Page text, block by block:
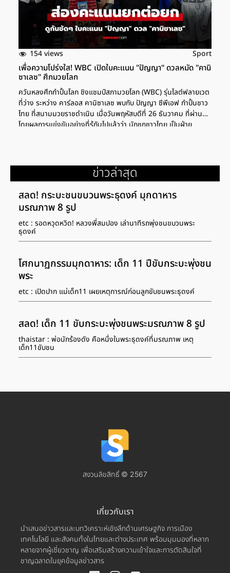
154 views Sport
เพื่อความโปร่งใส! WBC เปิดใบคะแนน "ปัญญา" ดวลหมัด "คานิ
ซาเลซ" ศึกมวยโลก
ควันหลงศึกกำปั้นโลก ชิงแชมป์สภามวยโลก (WBC) รุ่นไลต์ฟลายเวต
ที่ว่าง ระหว่าง คาร์ลอส คานิซาเลซ พบกับ ปัญญา ซีพีเอฟ กำปั้นชาว
ไทย ที่สนามมวยราชดำเนิน เมื่อวันพฤหัสบดีที่ 26 ธันวาคม ที่ผ่านมา
โดยผลการแข่งขันอย่างที่รู้กันไปแล้วว่า นักชกชาวไทย เป็นฝ่าย
กรรมการทั้งสามท่าน ฝ่ายจัดการแข่งขันได้เผยใบคะแนนอย่างเป็น
ทางการของคู่นี้ออกมาให้แฟนๆ กำปั้นได้เห็นกัน สำหรับชัยชนะไฟต์
นี้ทำให้ ปัญญา ซีพีเอฟ กำปั้นชาวไทย คว้าแชมป์โลกรุ่นที่สอง หลัง
ก่อนหน้านี้เคยเป็นแชมป์สภามวยโลก รุ่น 105 ปอนด์ มาแล้ว อ่านเพิ่ม
เติม ประท้วงหลังไฟต์! "ทีมงานคานิซาเลซ" ไม่พอใจผลตัดสิน
"ปัญญา" ซิวแชมป์ WBC ชนะไม่เอกฉันท์! "ปัญญา" ยืนแลกหมัด
"คานิซาเลซ" คว้าแชมป์โลก WBC […]
ข่าวล่าสุด
สลด! กระบะชนขบวนพระธุดงค์ มุกดาหาร
มรณภาพ 8 รูป
etc : รอดหวุดหวิด! หลวงพี่สมปอง เล่านาทีรถพุ่งชนขบวนพระ
ธุดงค์
โศกนาฏกรรมมุกดาหาร: เด็ก 11 ปีขับกระบะพุ่งชน
พระ
etc : เปิดปาก แม่เด็ก11 เผยเหตุการณ์ก่อนลูกขับชนพระธุดงค์
สลด! เด็ก 11 ขับกระบะพุ่งชนพระมรณภาพ 8 รูป
thaistar : พ่อนักร้องดัง คือหนึ่งในพระธุดงค์ที่มรณภาพ เหตุ
เด็ก11ขับชน
สงวนลิขสิทธิ์ © 2567
เกี่ยวกับเรา
นำเสนอข่าวสารและบทวิเคราะห์เชิงลึกด้านเศรษฐกิจ การเมือง
เทคโนโลยี และสังคมทั้งในไทยและต่างประเทศ พร้อมมุมมองที่หลาก
หลายจากผู้เชี่ยวชาญ เพื่อเสริมสร้างความเข้าใจและการตัดสินใจที่
ชาญฉลาดในยุคข้อมูลข่าวสาร